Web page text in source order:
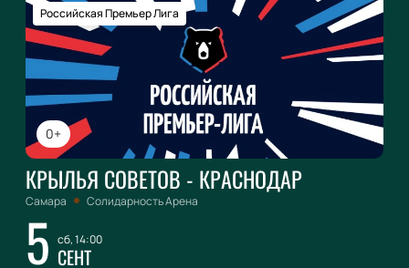
0+
Российская Премьер Лига
КРЫЛЬЯ СОВЕТОВ - КРАСНОДАР
Самара Солидарность Арена
5 сб, 14:00
СЕНТ